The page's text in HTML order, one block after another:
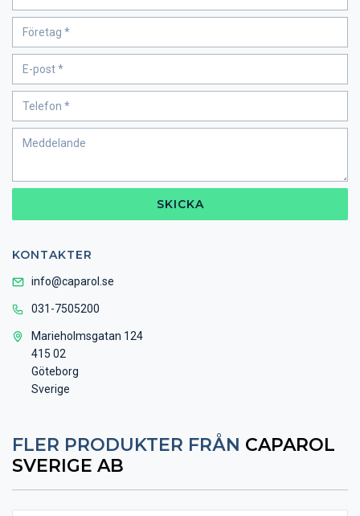
SKICKA
KONTAKTER
info@caparol.se
031-7505200
Marieholmsgatan 124
415 02
Göteborg
Sverige
FLER PRODUKTER FRÅN CAPAROL
SVERIGE AB